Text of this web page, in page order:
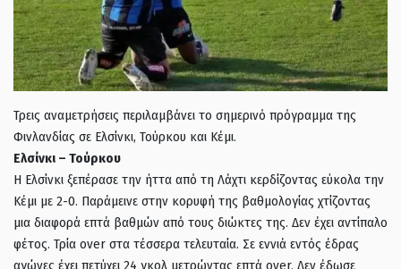
Τρεις αναμετρήσεις περιλαμβάνει το σημερινό πρόγραμμα της
Φινλανδίας σε Ελσίνκι, Τούρκου και Κέμι.
Ελσίνκι – Τούρκου
Η Ελσίνκι ξεπέρασε την ήττα από τη Λάχτι κερδίζοντας εύκολα την
Κέμι με 2-0. Παράμεινε στην κορυφή της βαθμολογίας χτίζοντας
μια διαφορά επτά βαθμών από τους διώκτες της. Δεν έχει αντίπαλο
φέτος. Τρία over στα τέσσερα τελευταία. Σε εννιά εντός έδρας
αγώνες έχει πετύχει 24 γκολ μετρώντας επτά over. Δεν έδωσε